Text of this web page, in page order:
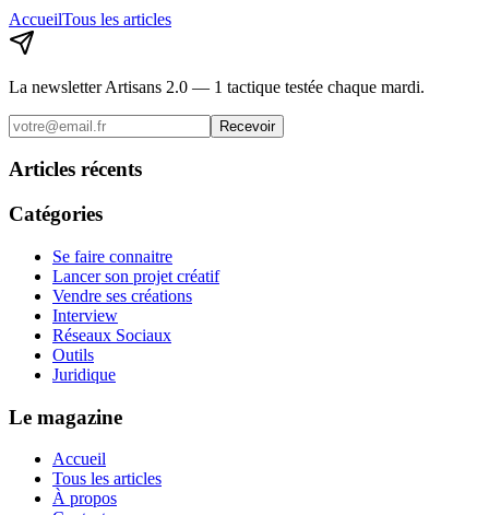
AccueilTous les articles
La newsletter Artisans 2.0 — 1 tactique testée chaque mardi.
Recevoir
Articles récents
Catégories
Se faire connaitre
Lancer son projet créatif
Vendre ses créations
Interview
Réseaux Sociaux
Outils
Juridique
Le magazine
Accueil
Tous les articles
À propos